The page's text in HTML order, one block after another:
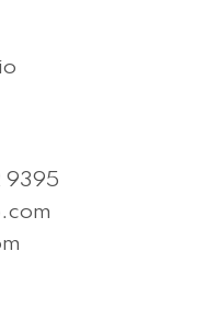
9395